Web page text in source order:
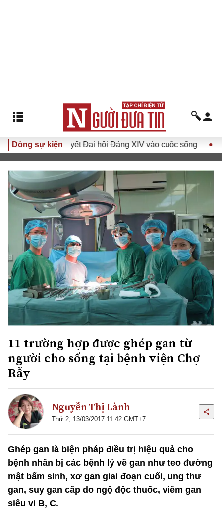
Dòng sự kiện
Nghị quyết Đại hội Đảng XIV vào cuộc sống Hướng
11 trường hợp được ghép gan từ
người cho sống tại bệnh viện Chợ
Rẫy
Nguyễn Thị Lành
Thứ 2, 13/03/2017 11:42 GMT+7
Ghép gan là biện pháp điều trị hiệu quả cho
bệnh nhân bị các bệnh lý về gan như teo đường
mật bẩm sinh, xơ gan giai đoạn cuối, ung thư
gan, suy gan cấp do ngộ độc thuốc, viêm gan
siêu vi B, C.